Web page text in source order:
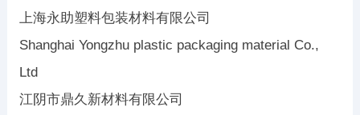
上海永助塑料包装材料有限公司
Shanghai Yongzhu plastic packaging material Co.,
Ltd
江阴市鼎久新材料有限公司